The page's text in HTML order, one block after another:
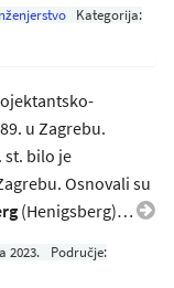
Kategorija:
u Zagrebu.
st. bilo je
Osnovali su
(Henigsberg)…
2023.
Područje: